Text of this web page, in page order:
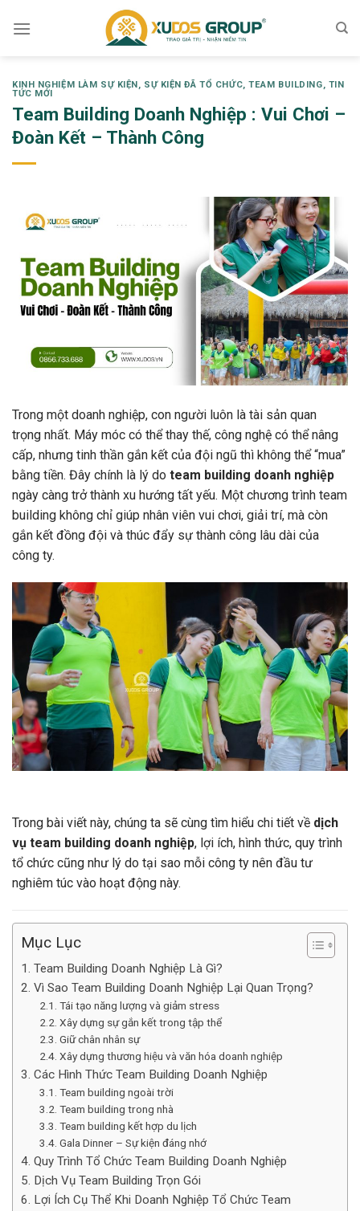
KINH NGHIỆM LÀM SỰ KIỆN, SỰ KIỆN ĐÃ TỔ CHỨC,TEAM BUILDING, TIN
TỨC MỚI
Team Building Doanh Nghiệp : Vui Chơi –
Đoàn Kết – Thành Công
Trong một doanh nghiệp, con người luôn là tài sản quan
trọng nhất. Máy móc có thể thay thế, công nghệ có thể nâng
cấp, nhưng tinh thần gắn kết của đội ngũ thì không thể “mua”
bằng tiền. Đây chính là lý do team building doanh nghiệp
ngày càng trở thành xu hướng tất yếu. Một chương trình team
building không chỉ giúp nhân viên vui chơi, giải trí, mà còn
gắn kết đồng đội và thúc đẩy sự thành công lâu dài của
công ty.
Trong bài viết này, chúng ta sẽ cùng tìm hiểu chi tiết về dịch
vụ team building doanh nghiệp, lợi ích, hình thức, quy trình
tổ chức cũng như lý do tại sao mỗi công ty nên đầu tư
nghiêm túc vào hoạt động này.
Mục Lục
1. Team Building Doanh Nghiệp Là Gì?
2. Vì Sao Team Building Doanh Nghiệp Lại Quan Trọng?
2.1. Tái tạo năng lượng và giảm stress
2.2. Xây dựng sự gắn kết trong tập thể
2.3. Giữ chân nhân sự
2.4. Xây dựng thương hiệu và văn hóa doanh nghiệp
3. Các Hình Thức Team Building Doanh Nghiệp
3.1. Team building ngoài trời
3.2. Team building trong nhà
3.3. Team building kết hợp du lịch
3.4. Gala Dinner – Sự kiện đáng nhớ
4. Quy Trình Tổ Chức Team Building Doanh Nghiệp
5. Dịch Vụ Team Building Trọn Gói
6. Lợi Ích Cụ Thể Khi Doanh Nghiệp Tổ Chức Team